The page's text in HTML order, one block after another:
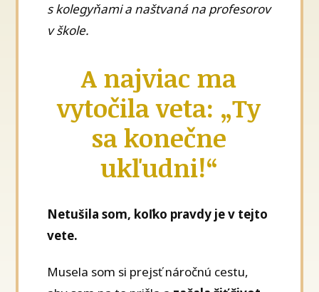
s kolegyňami a naštvaná na profesorov
v škole.
A najviac ma
vytočila veta: „Ty
sa konečne
ukľudni!“
Netušila som, koľko pravdy je v tejto
vete.
Musela som si prejsť náročnú cestu,